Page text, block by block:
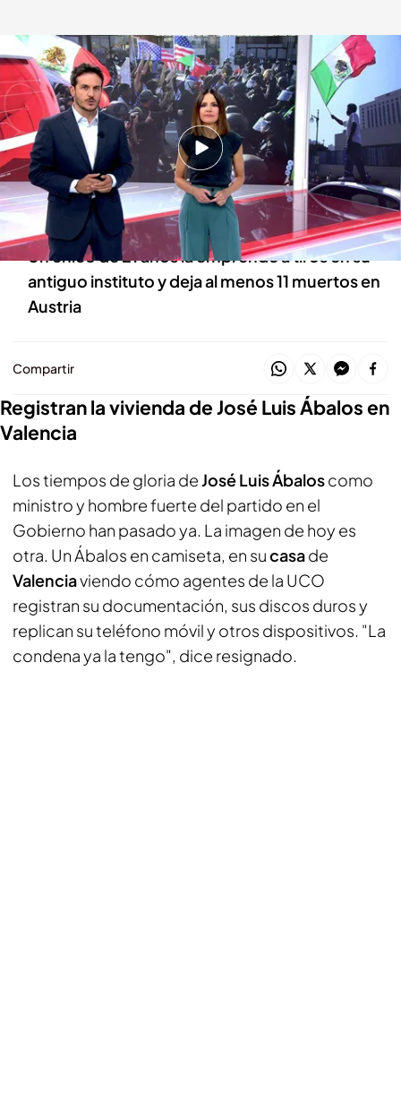
Las noticias, de la mano de Mónica Sanz y Diego Losada
Redacción digital Noticias Cuatro
10 JUN 2025 - 21:42h.
El exministro José Luis Ábalos ha visto cómo
agentes de la UCO han registrado sus
pertenencias y archivos
Un chico de 21 años la emprende a tiros en su
antiguo instituto y deja al menos 11 muertos en
Austria
Compartir
Registran la vivienda de José Luis Ábalos en
Valencia
Los tiempos de gloria deJosé Luis Ábaloscomo
ministro y hombre fuerte del partido en el
Gobierno han pasado ya. La imagen de hoy es
otra. Un Ábalos en camiseta, en sucasade
Valenciaviendo cómo agentes de la UCO
registran su documentación, sus discos duros y
replican su teléfono móvil y otros dispositivos. "La
condena ya la tengo", dice resignado.